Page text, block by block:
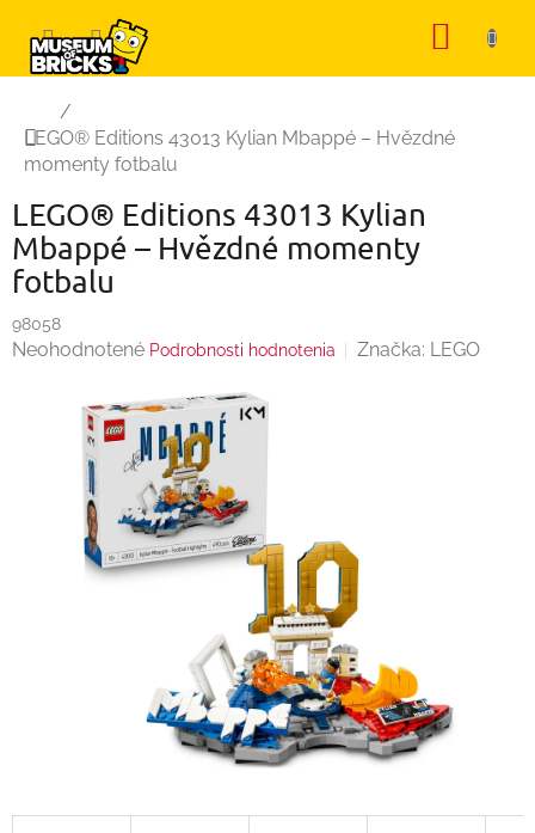
obsah
Domov
/
LEGO® Editions 43013 Kylian Mbappé – Hvězdné
momenty fotbalu
LEGO® Editions 43013 Kylian
Mbappé – Hvězdné momenty
fotbalu
98058
Priemerné
produktu
hviezdičiek.
Neohodnotené Podrobnosti hodnotenia Značka: LEGO